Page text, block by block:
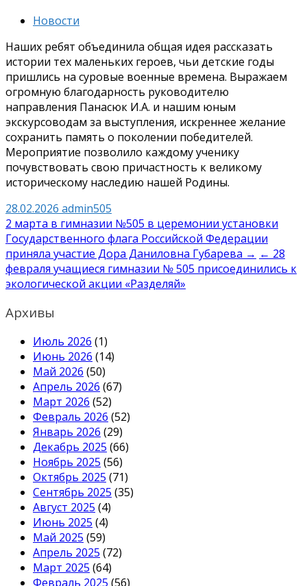
Новости
Наших ребят объединила общая идея рассказать
истории тех маленьких героев, чьи детские годы
пришлись на суровые военные времена. Выражаем
огромную благодарность руководителю
направления Панасюк И.А. и нашим юным
экскурсоводам за выступления, искреннее желание
сохранить память о поколении победителей.
Мероприятие позволило каждому ученику
почувствовать свою причастность к великому
историческому наследию нашей Родины.
28.02.2026 admin505
Навигация
по
записям
2 марта в гимназии №505 в церемонии установки
Государственного флага Российской Федерации
приняла участие Дора Даниловна Губарева → ← 28
февраля учащиеся гимназии № 505 присоединились к
экологической акции «Разделяй»
Архивы
Июль 2026 (1)
Июнь 2026 (14)
Май 2026 (50)
Апрель 2026 (67)
Март 2026 (52)
Февраль 2026 (52)
Январь 2026 (29)
Декабрь 2025 (66)
Ноябрь 2025 (56)
Октябрь 2025 (71)
Сентябрь 2025 (35)
Август 2025 (4)
Июнь 2025 (4)
Май 2025 (59)
Апрель 2025 (72)
Март 2025 (64)
Февраль 2025 (56)